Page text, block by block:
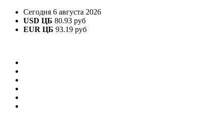
Сегодня 6 августа 2026
USD ЦБ 80.93 руб
EUR ЦБ 93.19 руб